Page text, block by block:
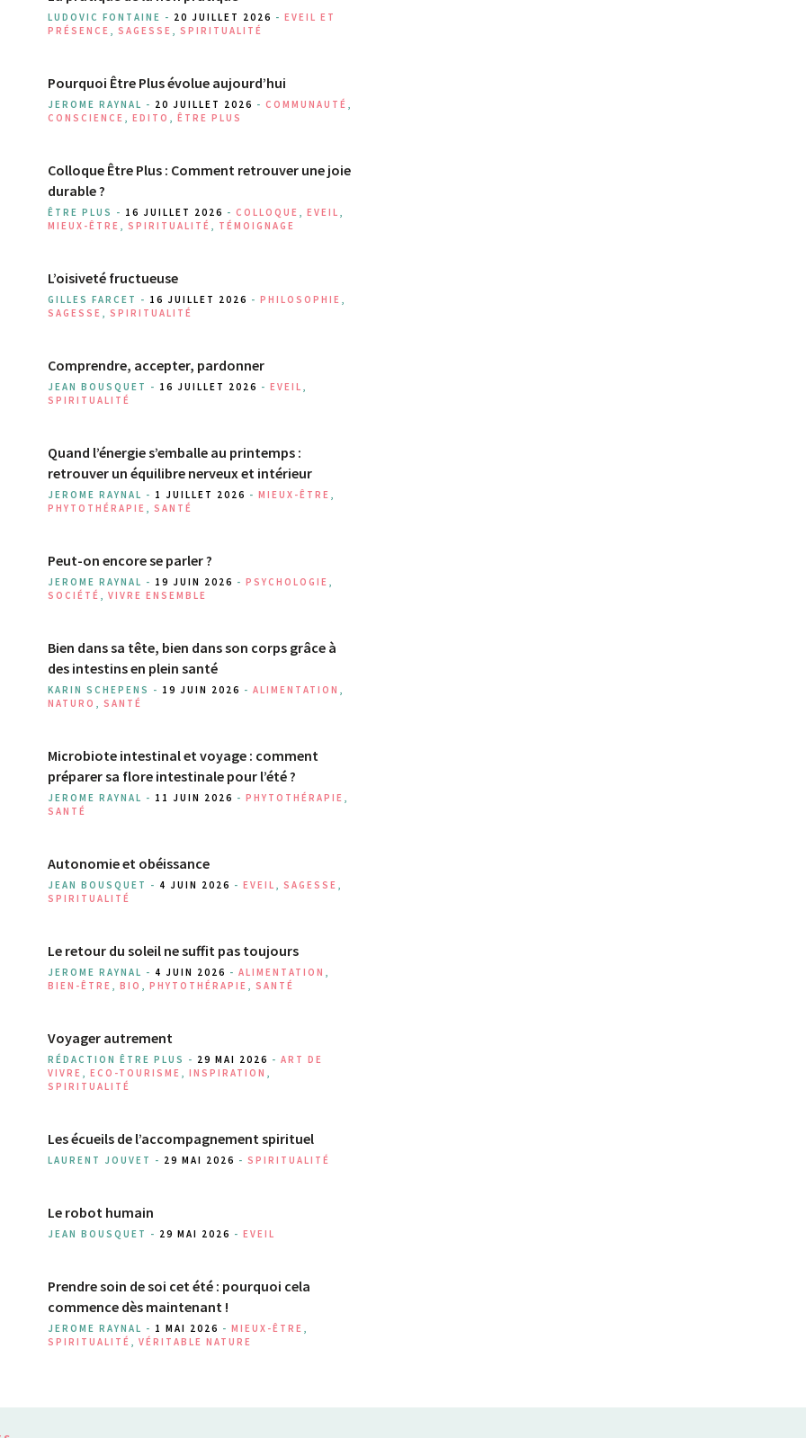
LUDOVIC FONTAINE - 20 JUILLET 2026 -EVEIL ET
PRÉSENCE
,SAGESSE ,SPIRITUALITÉ
Pourquoi Être Plus évolue aujourd’hui
JEROME RAYNAL - 20 JUILLET 2026 -COMMUNAUTÉ
CONSCIENCE
,EDITO ,ÊTRE PLUS
Colloque Être Plus : Comment retrouver une joie
durable ?
ÊTRE PLUS - 16 JUILLET 2026 -COLLOQUE ,EVEIL
MIEUX-ÊTRE
,SPIRITUALITÉ TÉMOIGNAGE
L’oisiveté fructueuse
GILLES FARCET - 16 JUILLET 2026 -PHILOSOPHIE
SAGESSE
,SPIRITUALITÉ
Comprendre, accepter, pardonner
JEAN BOUSQUET - 16 JUILLET 2026 -EVEIL
SPIRITUALITÉ
Quand l’énergie s’emballe au printemps :
retrouver un équilibre nerveux et intérieur
JEROME RAYNAL - 1 JUILLET 2026 -MIEUX-ÊTRE
PHYTOTHÉRAPIE
,SANTÉ
Peut-on encore se parler ?
JEROME RAYNAL - 19 JUIN 2026 -PSYCHOLOGIE
SOCIÉTÉ
,VIVRE ENSEMBLE
Bien dans sa tête, bien dans son corps grâce à
des intestins en plein santé
KARIN SCHEPENS - 19 JUIN 2026 -ALIMENTATION
NATURO
,SANTÉ
Microbiote intestinal et voyage : comment
préparer sa flore intestinale pour l’été ?
JEROME RAYNAL - 11 JUIN 2026 -PHYTOTHÉRAPIE
SANTÉ
Autonomie et obéissance
JEAN BOUSQUET - 4 JUIN 2026 -EVEIL ,SAGESSE
SPIRITUALITÉ
Le retour du soleil ne suffit pas toujours
JEROME RAYNAL - 4 JUIN 2026 -ALIMENTATION
BIEN-ÊTRE
,BIO ,PHYTOTHÉRAPIE ,SANTÉ
Voyager autrement
RÉDACTION ÊTRE PLUS - 29 MAI 2026 -ART DE
VIVRE
,ECO-TOURISME ,INSPIRATION
SPIRITUALITÉ
Les écueils de l’accompagnement spirituel
LAURENT JOUVET - 29 MAI 2026 -SPIRITUALITÉ
Le robot humain
JEAN BOUSQUET - 29 MAI 2026 -EVEIL
Prendre soin de soi cet été : pourquoi cela
commence dès maintenant !
JEROME RAYNAL - 1 MAI 2026 -MIEUX-ÊTRE
SPIRITUALITÉ
,VÉRITABLE NATURE